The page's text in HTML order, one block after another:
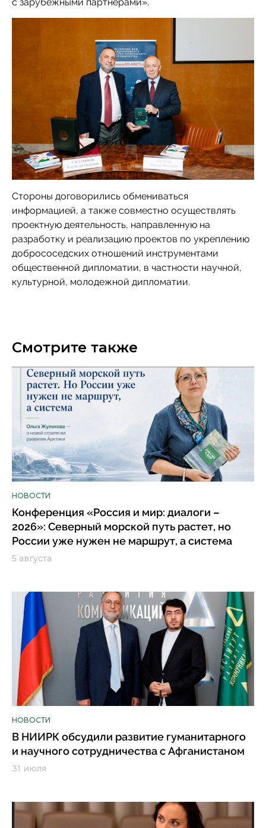
Стороны договорились обмениваться
информацией, а также совместно осуществлять
проектную деятельность, направленную на
разработку и реализацию проектов по укреплению
добрососедских отношений инструментами
общественной дипломатии, в частности научной,
культурной, молодежной дипломатии.
Смотрите также
НОВОСТИ
Конференция «Россия и мир: диалоги –
2026»: Северный морской путь растет, но
России уже нужен не маршрут, а система
5 августа
НОВОСТИ
В НИИРК обсудили развитие гуманитарного
и научного сотрудничества с Афганистаном
31 июля